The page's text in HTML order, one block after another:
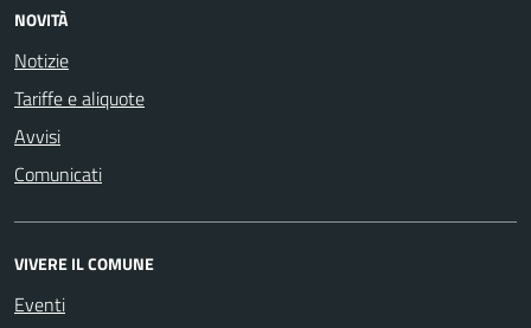
NOVITÀ
Notizie
Tariffe e aliquote
Avvisi
Comunicati
VIVERE IL COMUNE
Eventi